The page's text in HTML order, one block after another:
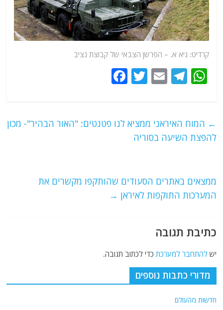
קרדיט: גיא א. – הפרשן הצבאי של קבוצת נציב
W
s
A
T
g
ra
E
l
T
er
e
k
← המוח האיראני ממציא לנו פטנטים: "האור הבהיר"- מכון
להפצת השיעה בסוריה
ממצאים באתרים הסעודים שהותקפו מקשרים את
המערכות התוקפות לאיראן →
כתיבת תגובה
ישלהתחבר למערכת כדי לכתוב תגובה.
מדורי כתבות נוספים
חדשות מהעולם